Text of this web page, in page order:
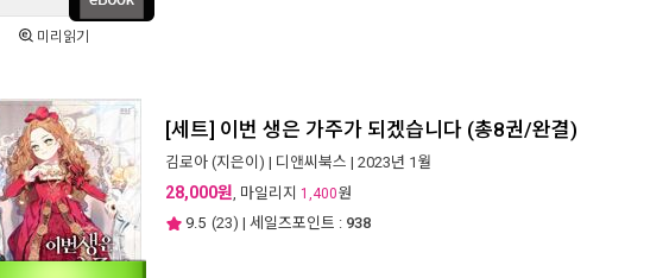
미리읽기
[세트] 이번 생은 가주가 되겠습니다 (총8권/완결)
김로아 (지은이) | 디앤씨북스 | 2023년 1월
28,000원, 마일리지 1,400원
9.5 (23) | 세일즈포인트 : 938